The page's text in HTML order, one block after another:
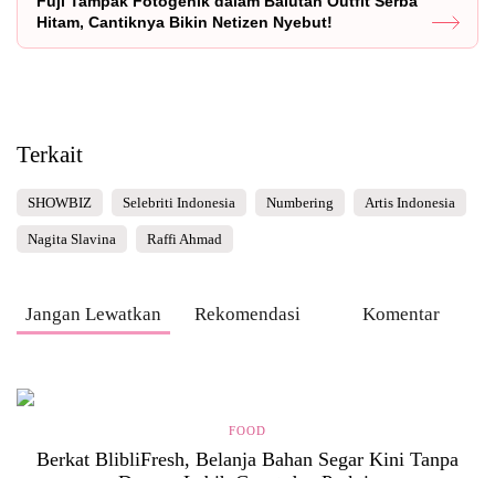
Hitam, Cantiknya Bikin Netizen Nyebut!
Terkait
SHOWBIZ Selebriti Indonesia Numbering Artis Indonesia
Nagita Slavina Raffi Ahmad
Jangan Lewatkan Rekomendasi Komentar
FOOD
Berkat BlibliFresh, Belanja Bahan Segar Kini Tanpa